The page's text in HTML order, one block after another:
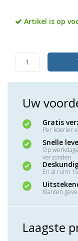
Artikel is op
Uw
Gratis
Per koerier
Snelle
Op
verzonden
En al ruim
Klanten
Laagste